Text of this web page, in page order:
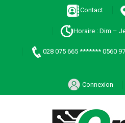
Contact
Horaire : Dim –
028 075 665 ******* 0560
Connexion